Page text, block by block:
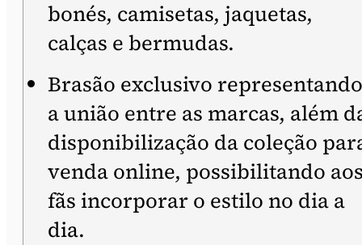
bonés, camisetas, jaquetas,
calças e bermudas.
Brasão exclusivo representando
a união entre as marcas, além
disponibilização da coleção
venda online, possibilitando
fãs incorporar o estilo no dia a
dia.